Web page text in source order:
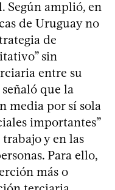
Según amplió, en
de Uruguay no
de
sin
entre su
que la
media por sí sola
importantes”
y en las
Para ello,
más o